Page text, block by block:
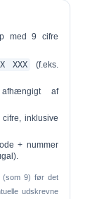
med 9 cifre
XXX
(f.eks.
af
inklusive
+ nummer
(som 9) før det
udskrevne